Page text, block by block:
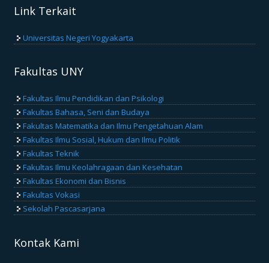
Link Terkait
Universitas Negeri Yogyakarta
Fakultas UNY
Fakultas Ilmu Pendidikan dan Psikologi
Fakultas Bahasa, Seni dan Budaya
Fakultas Matematika dan Ilmu Pengetahuan Alam
Fakultas Ilmu Sosial, Hukum dan Ilmu Politik
Fakultas Teknik
Fakultas Ilmu Keolahragaan dan Kesehatan
Fakultas Ekonomi dan Bisnis
Fakultas Vokasi
Sekolah Pascasarjana
Kontak Kami